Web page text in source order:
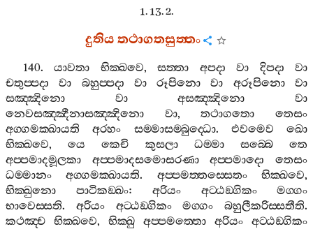
1. 13. 2.
දුතියතථාගතසුත‍්තං
140.යාවතා භික‍්ඛවෙ,සත‍්තා අපදා වා දිපදා
වා
චතුප‍්පදා
වා බහුප‍්පදා වා රූපිනො වා අරූපිනො
වා
සඤ‍්ඤිනො
වා අසඤ‍්ඤිනො
වා
නෙවසඤ‍්ඤීනාසඤ‍්ඤිනො
වා,තථාගතො
තෙසං
අග‍්ගමක‍්ඛායති
අරහං සම‍්මාසම‍්බුද‍්ධො. එවමෙව
ඛො
භික‍්ඛවෙ,යෙ කෙචි කුසලා ධම‍්මා සබ‍්බෙ
තෙ
අප‍්පමාදමූලකා
අප‍්පමාදසමොසරණා අප‍්පමාදො
තෙසං
ධම‍්මානං
අග‍්ගමක‍්ඛායති. අප‍්පමත‍්තස‍්සෙතං භික‍්ඛවෙ,
භික‍්ඛුනො
පාටිකඞ‍්ඛං: අරියං අට‍්ඨඞ‍්ගිකං
මග‍්ගං
භාවෙස‍්සති. අරියං අට‍්ඨඞ‍්ගිකං මග‍්ගං බහුලීකරිස‍්සතීති.
කථඤ‍්ච
භික‍්ඛවෙ, භික‍්ඛු අප‍්පමත‍්තො අරියං
අට‍්ඨඞ‍්ගිකං